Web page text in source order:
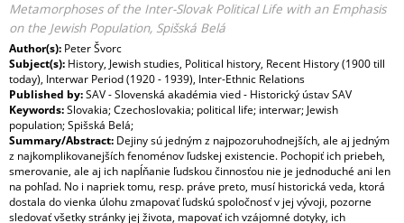
Metamorphoses of the Inter-Slovak Political Life with an Emphasis
on the Jewish Population, Spišská Belá
Author(s): Peter Švorc
Subject(s): History, Jewish studies, Political history, Recent History (1900 till
today), Interwar Period (1920 - 1939), Inter-Ethnic Relations
Published by:SAV - Slovenská akadémia vied - Historický ústav SAV
Keywords:Slovakia; Czechoslovakia; political life; interwar; Jewish
population; Spišská Belá;
Summary/Abstract: Dejiny sú jedným z najpozoruhodnejších, ale aj jedným
z najkomplikovanejších fenoménov ľudskej existencie. Pochopiť ich priebeh,
smerovanie, ale aj ich napĺňanie ľudskou činnosťou nie je jednoduché ani len
na pohľad. No i napriek tomu, resp. práve preto, musí historická veda, ktorá
dostala do vienka úlohu zmapovať ľudskú spoločnosť v jej vývoji, pozorne
sledovať všetky stránky jej života, mapovať ich vzájomné dotyky, ich